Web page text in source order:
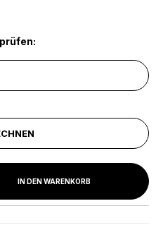
den
IN DEN WARENKORB